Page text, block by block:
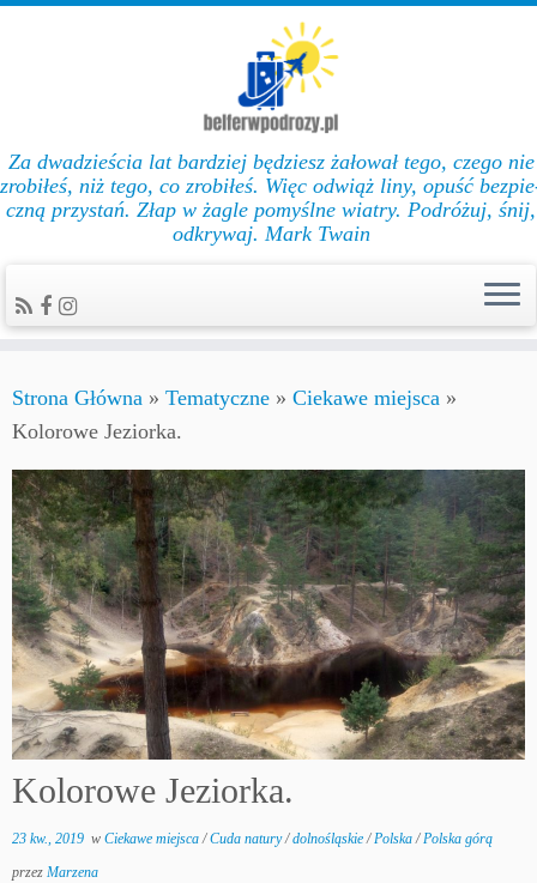
Za dwadzieścia lat bar­dziej będziesz żałował te­go, cze­go nie
zro­biłeś, niż te­go, co zro­biłeś. Więc od­wiąż li­ny, opuść
czną przys­tań. Złap w żag­le po­myślne wiat­ry. Podróżuj, śnij,
odkrywaj. Mark Twain
Strona Główna » Tematyczne » Ciekawe miejsca »
Kolorowe Jeziorka.
Kolorowe Jeziorka.
23 kw., 2019 w Ciekawe miejsca/Cuda natury/dolnośląskie/Polska/Polska górą
przez Marzena